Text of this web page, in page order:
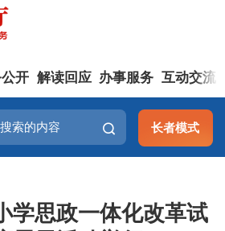
开 解读回应 办事服务 互动交流
长者模式
学思政一体化改革试